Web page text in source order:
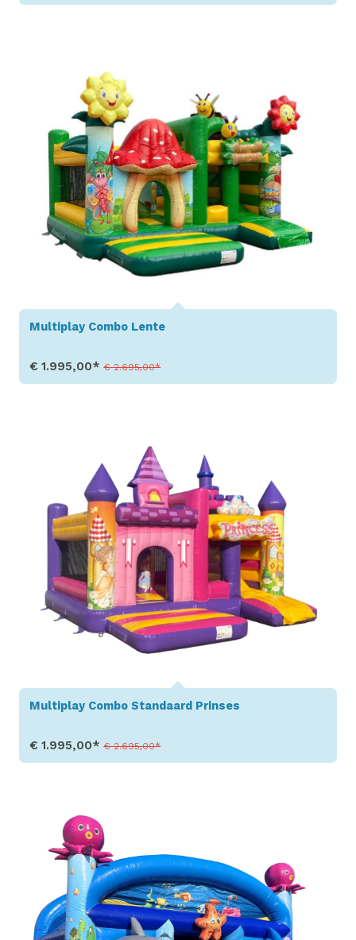
Multiplay Combo Lente
€ 1.995,00*€ 2.695,00*
Multiplay Combo Standaard Prinses
€ 1.995,00*€ 2.695,00*